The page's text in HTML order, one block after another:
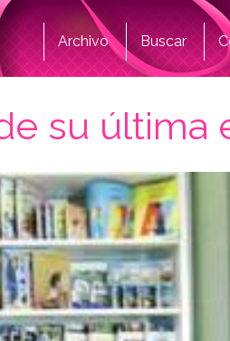
Archivo Buscar
su última